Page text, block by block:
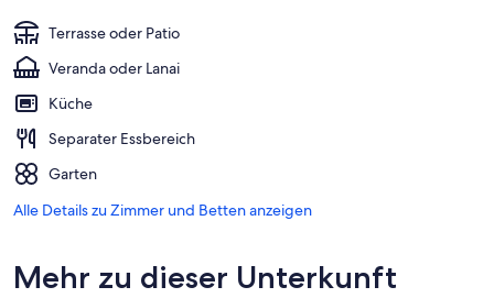
Terrasse oder Patio
Veranda oder Lanai
Küche
Separater Essbereich
Garten
Alle Details zu Zimmer und Betten anzeigen
Mehr zu dieser Unterkunft